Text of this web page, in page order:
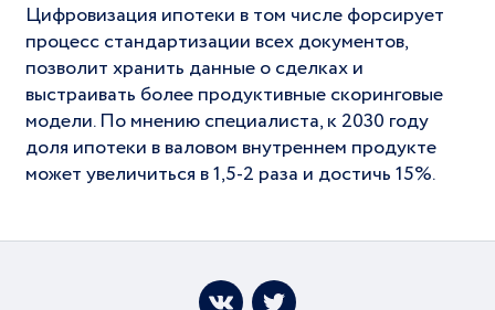
Цифровизация ипотеки в том числе форсирует
процесс стандартизации всех документов,
позволит хранить данные о сделках и
выстраивать более продуктивные скоринговые
модели. По мнению специалиста, к 2030 году
доля ипотеки в валовом внутреннем продукте
может увеличиться в 1,5-2 раза и достичь 15%.